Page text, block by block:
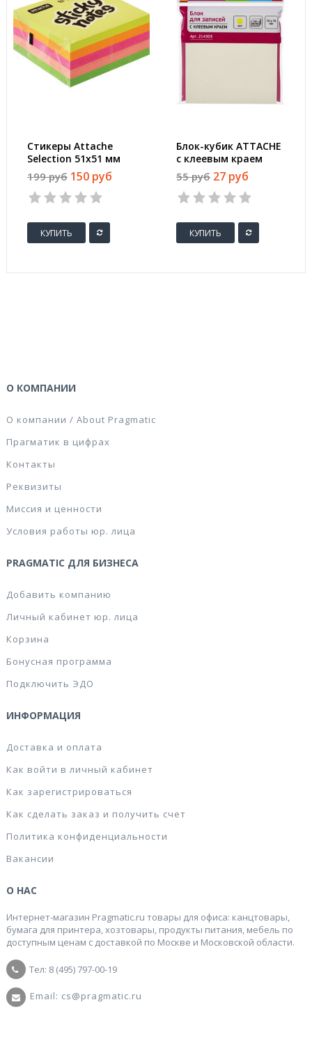
Стикеры Attache
Selection 51х51 мм
неоновые 5 цветов
(1 блок, 250 листов)
199 руб 150 руб
КУПИТЬ
Блок-кубик ATTACHE
с клеевым краем
76х76 мм желтый 100
листов
55 руб 27 руб
КУПИТЬ
О КОМПАНИИ
О компании / About Pragmatic
Прагматик в цифрах
Контакты
Реквизиты
Миссия и ценности
Условия работы юр. лица
PRAGMATIC ДЛЯ БИЗНЕСА
Добавить компанию
Личный кабинет юр. лица
Корзина
Бонусная программа
Подключить ЭДО
ИНФОРМАЦИЯ
Доставка и оплата
Как войти в личный кабинет
Как зарегистрироваться
Как сделать заказ и получить счет
Политика конфиденциальности
Вакансии
О НАС
Интернет-магазин Pragmatic.ru товары для офиса: канцтовары,
бумага для принтера, хозтовары, продукты питания, мебель по
доступным ценам с доставкой по Москве и Московской области.
Тел: 8 (495) 797-00-19
Email: cs@pragmatic.ru